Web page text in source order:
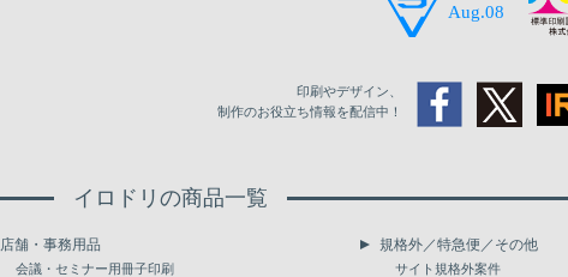
印刷やデザイン、
制作のお役立ち情報を配信中！
イロドリの商品一覧
店舗・事務用品
会議・セミナー用冊子印刷
規格外／特急便／その他
サイト規格外案件